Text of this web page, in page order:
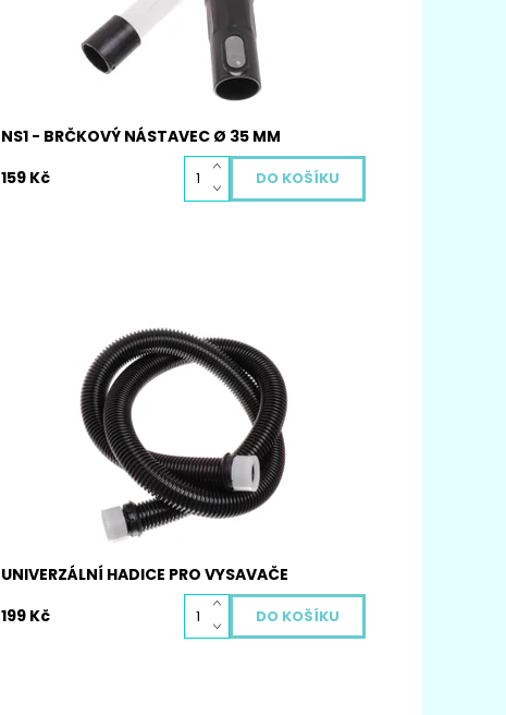
Skladem
4030
NS1 - BRČKOVÝ NÁSTAVEC Ø 35 MM
159 Kč
Univerzální hadice k vysavači 1,8m je určena k
opravě poškozených hadic.
Dostupnost:
Momentálně nedostupné
4033
UNIVERZÁLNÍ HADICE PRO VYSAVAČE
199 Kč